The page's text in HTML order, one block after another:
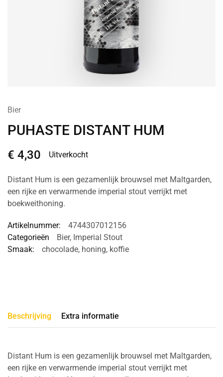
Bier
PUHASTE DISTANT HUM
€ 4,30 Uitverkocht
Distant Hum is een gezamenlijk brouwsel met Maltgarden,
een rijke en verwarmende imperial stout verrijkt met
boekweithoning.
Artikelnummer:
4744307012156
Categorieën
Bier, Imperial Stout
Smaak:
chocolade, honing, koffie
Beschrijving Extra informatie
Distant Hum is een gezamenlijk brouwsel met Maltgarden,
een rijke en verwarmende imperial stout verrijkt met